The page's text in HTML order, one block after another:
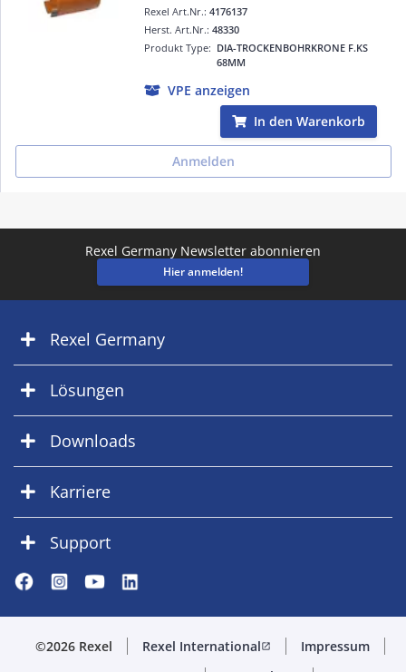
Rexel Art.Nr.:4176137
Produkt Type: DIA-TROCKENBOHRKRONE F.KS
68MM
Herst. Art.Nr.:48330
VPE anzeigen
In den Warenkorb
Anmelden
Rexel Germany Newsletter abonnieren
Hier anmelden!
Rexel Germany
Lösungen
Downloads
Karriere
Support
©2026 Rexel Rexel Internationalopen_in_new
Impressum